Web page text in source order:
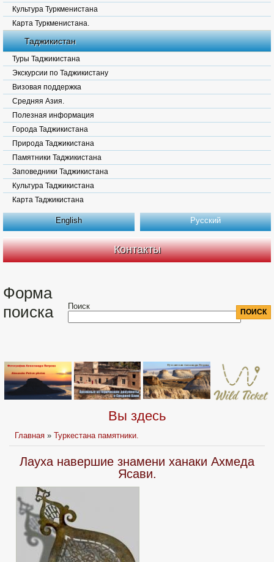
Культура Туркменистана
Карта Туркменистана.
Таджикистан
Туры Таджикистана
Экскурсии по Таджикистану
Визовая поддержка
Средняя Азия.
Полезная информация
Города Таджикистана
Природа Таджикистана
Памятники Таджикистана
Заповедники Таджикистана
Культура Таджикистана
Карта Таджикистана
English Русский
Контакты
Форма
поиска
Поиск
Вы здесь
Главная »Туркестана памятники.
Лауха навершие знамени ханаки Ахмеда
Ясави.